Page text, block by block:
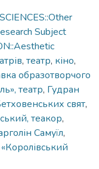
Subject
, театр, кіно,
образотворчого
театр, Гудран
свят,
теакор,
Самуїл,